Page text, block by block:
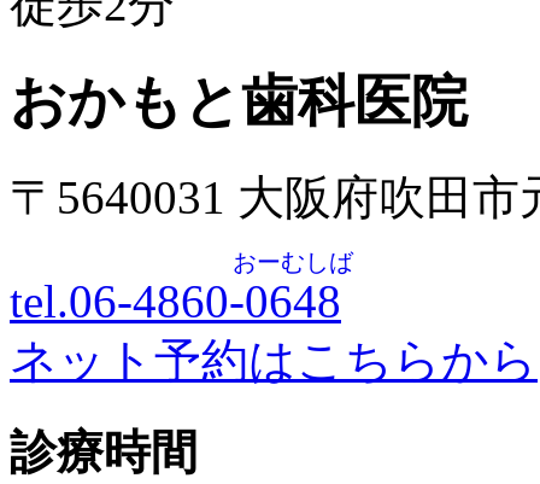
おかもと歯科医院
〒5640031 大阪府吹田
tel.06-4860-0648
おーむしば
ネット予約はこちらから
診療時間